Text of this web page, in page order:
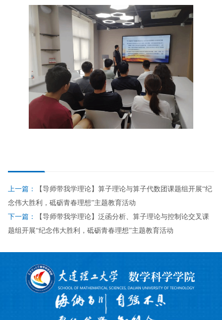
上一篇：
【导师带我学理论】算子理论与算子代数团课题组开展“纪
念伟大胜利，砥砺青春理想”主题教育活动
下一篇：
【导师带我学理论】泛函分析、算子理论与控制论交叉课
题组开展“纪念伟大胜利，砥砺青春理想”主题教育活动